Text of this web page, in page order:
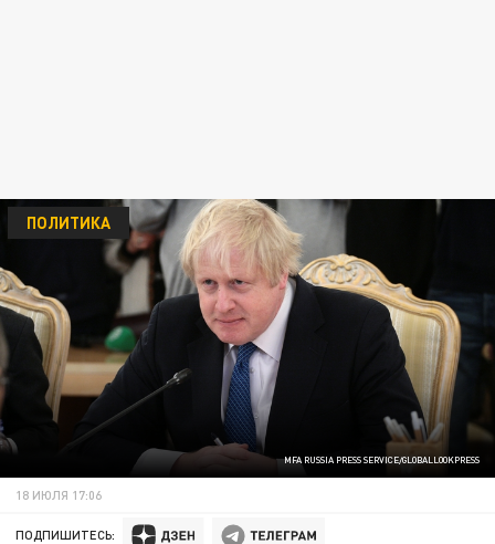
MFA RUSSIA PRESS SERVICE/GLOBALLOOKPRESS
ПОЛИТИКА
18 ИЮЛЯ 17:06
ПОДПИШИТЕСЬ: